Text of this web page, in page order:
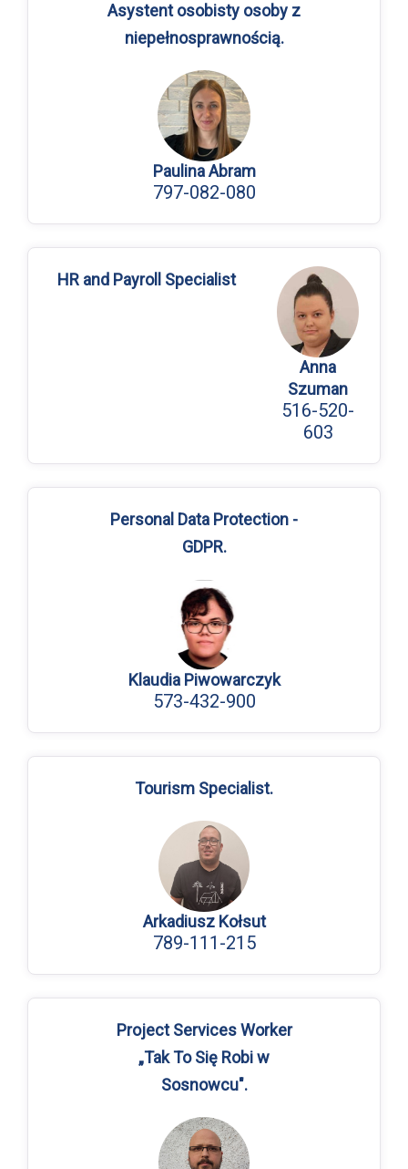
Asystent osobisty osoby z
niepełnosprawnością.
Paulina Abram
797-082-080
HR and Payroll Specialist
Anna
Szuman
516-520-
603
Personal Data Protection -
GDPR.
Klaudia Piwowarczyk
573-432-900
Tourism Specialist.
Arkadiusz Kołsut
789-111-215
Project Services Worker
„Tak To Się Robi w
Sosnowcu".